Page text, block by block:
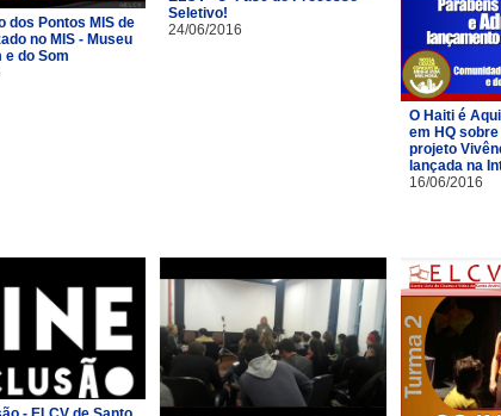
dos Pontos MIS de
no MIS - Museu
e do Som
Seletivo!
24/06/2016
O Haiti é
em HQ
projeto
lançada na
16/06/2016